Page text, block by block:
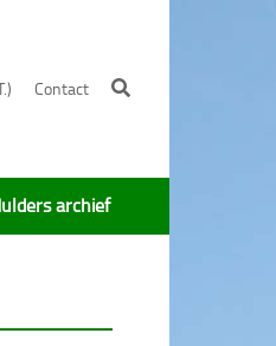
Contact
archief